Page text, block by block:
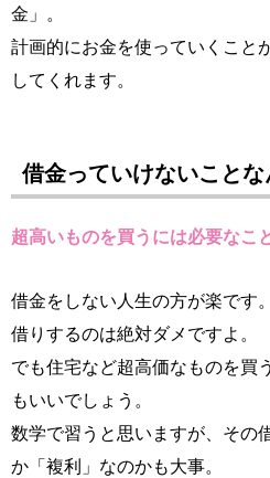
金」。
計画的にお金を使っていくこと
してくれます。
借金っていけないことな
超高いものを買うには必要なこ
借金をしない人生の方が楽です
借りするのは絶対ダメですよ。
でも住宅など超高価なものを買
もいいでしょう。
数学で習うと思いますが、その
か「複利」なのかも大事。